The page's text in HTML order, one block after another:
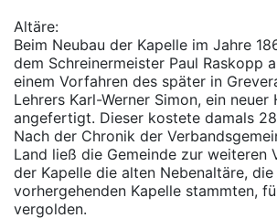
Altäre:
Beim Neubau der Kapelle im Jahre
dem Schreinermeister Paul Raskopp
einem Vorfahren des später in
Lehrers Karl-Werner Simon, ein neuer
angefertigt. Dieser kostete damals
Nach der Chronik der
Land ließ die Gemeinde zur weiteren
der Kapelle die alten Nebenaltäre,
vorhergehenden Kapelle stammten,
vergolden.